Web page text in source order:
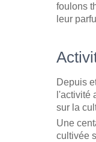
foulons
leur
Depuis
l'activité
sur la
Une
cultivée